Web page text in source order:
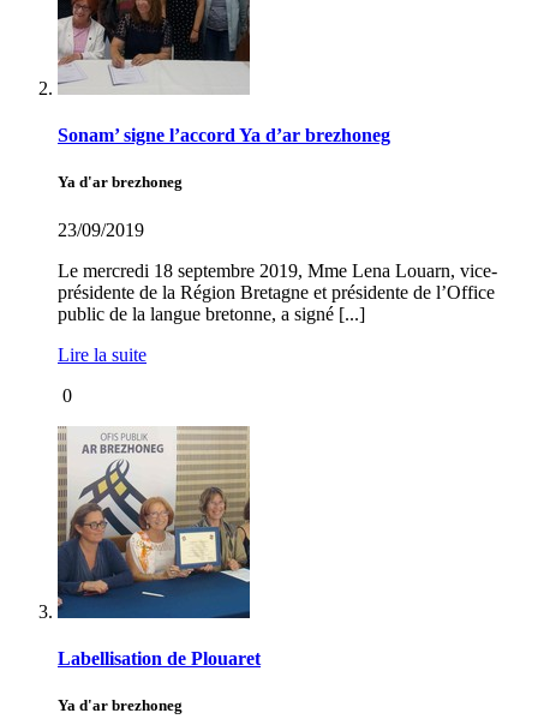
Sonam’ signe l’accord Ya d’ar brezhoneg
Ya d'ar brezhoneg
23/09/2019
Le mercredi 18 septembre 2019, Mme Lena Louarn, vice-
présidente de la Région Bretagne et présidente de l’Office
public de la langue bretonne, a signé [...]
Lire la suite
0
Labellisation de Plouaret
Ya d'ar brezhoneg